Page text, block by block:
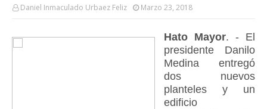
Daniel Inmaculado Urbaez Feliz Marzo 23, 2018
Hato Mayor. - El
presidente Danilo
Medina entregó
dos nuevos
planteles y un
edificio